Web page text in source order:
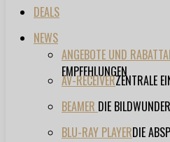
DEALS
NEWS
ANGEBOTE UND
EMPFEHLUNGEN
AV-RECEIVERZENTRALE
BEAMER DIE BILDWUNDER
BLU-RAY PLAYERDIE